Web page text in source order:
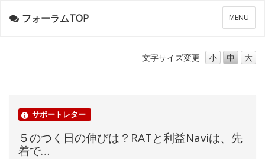
メ
ニ
ー
MENU
フォーラムTOP
文字サイズ変更 小 中 大
サポートレター
５のつく日の伸びは？RATと利益Naviは、先
着で…